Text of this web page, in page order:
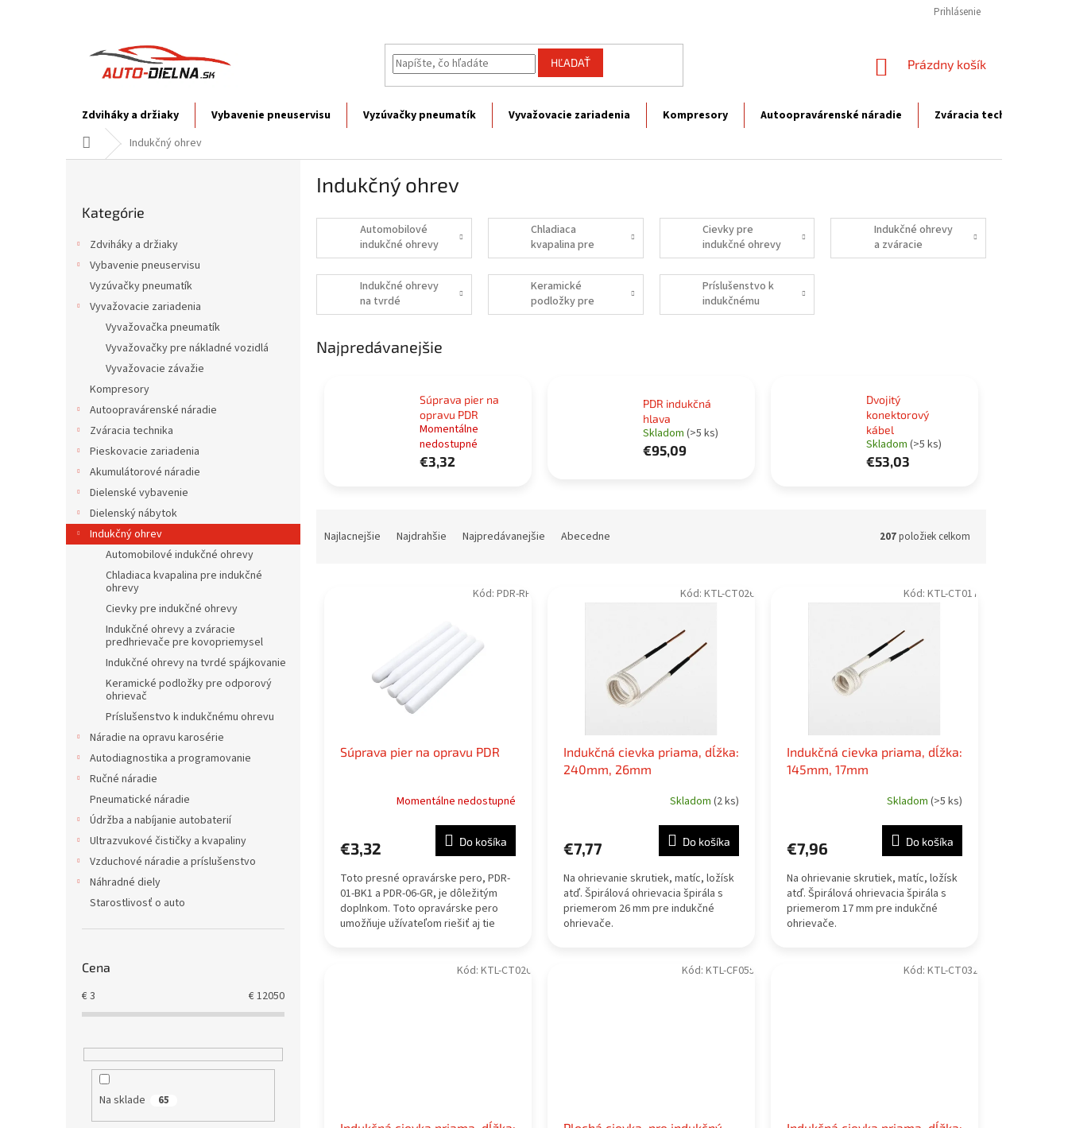
Prihlásenie
HĽADAŤ
NÁKUPNÝ
Prázdny košík
Zdviháky a držiaky Vybavenie pneuservisu Vyzúvačky pneumatík Vyvažovacie zariadenia Kompresory Autoopravárenské náradie Zváracia technika
DomovIndukčný ohrev
kategórie
Kategórie
Zdviháky a držiaky
Vybavenie pneuservisu
Vyzúvačky pneumatík
Vyvažovacie zariadenia
Vyvažovačka pneumatík
Vyvažovačky pre nákladné vozidlá
Vyvažovacie závažie
Kompresory
Autoopravárenské náradie
Zváracia technika
Pieskovacie zariadenia
Akumulátorové náradie
Dielenské vybavenie
Dielenský nábytok
Indukčný ohrev
Automobilové indukčné ohrevy
Chladiaca kvapalina pre indukčné
ohrevy
Cievky pre indukčné ohrevy
Indukčné ohrevy a zváracie
predhrievače pre kovopriemysel
Indukčné ohrevy na tvrdé spájkovanie
Keramické podložky pre odporový
ohrievač
Príslušenstvo k indukčnému ohrevu
Náradie na opravu karosérie
Autodiagnostika a programovanie
Ručné náradie
Pneumatické náradie
Údržba a nabíjanie autobaterií
Ultrazvukové čističky a kvapaliny
Vzduchové náradie a príslušenstvo
Náhradné diely
Starostlivosť o auto
Cena
€3 €12050
Na sklade 65
Indukčný ohrev
Automobilové
indukčné ohrevy
Chladiaca
kvapalina pre
indukčné ohrevy
Cievky pre
indukčné ohrevy
Indukčné ohrevy
a zváracie
predhrievače
Indukčné ohrevy
na tvrdé
spájkovanie
Keramické
podložky pre
odporový
Príslušenstvo k
indukčnému
ohrevu
Najpredávanejšie
Súprava pier na
opravu PDR
Momentálne
nedostupné
€3,32
PDR indukčná
hlava
Skladom (>5 ks)
€95,09
Dvojitý
konektorový
kábel
Skladom (>5 ks)
€53,03
Najlacnejšie Najdrahšie Najpredávanejšie Abecedne 207položiek celkom
Súprava pier na opravu PDR
Momentálne nedostupné
€3,32 Do košíka
Toto presné opravárske pero, PDR-
01-BK1 a PDR-06-GR, je dôležitým
doplnkom. Toto opravárske pero
umožňuje užívateľom riešiť aj tie
Kód: PDR-RP
Indukčná cievka priama, dĺžka:
240mm, 26mm
Skladom (2 ks)
€7,77 Do košíka
Na ohrievanie skrutiek, matíc, ložísk
atď. Špirálová ohrievacia špirála s
priemerom 26 mm pre indukčné
ohrievače.
Kód: KTL-CT026
Indukčná cievka priama, dĺžka:
145mm, 17mm
Skladom (>5 ks)
€7,96 Do košíka
Na ohrievanie skrutiek, matíc, ložísk
atď. Špirálová ohrievacia špirála s
priemerom 17 mm pre indukčné
ohrievače.
Kód: KTL-CT017
Kód: KTL-CT020 Kód: KTL-CF055 Kód: KTL-CT032